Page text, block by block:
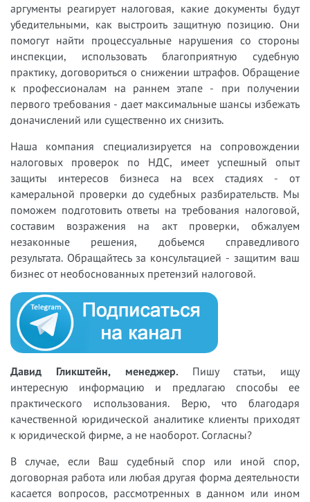
аргументы реагирует налоговая, какие документы будут
убедительными, как выстроить защитную позицию. Они
помогут найти процессуальные нарушения со стороны
инспекции, использовать благоприятную судебную
практику, договориться о снижении штрафов. Обращение
к профессионалам на раннем этапе - при получении
первого требования - дает максимальные шансы избежать
доначислений или существенно их снизить.
Наша компания специализируется на сопровождении
налоговых проверок по НДС, имеет успешный опыт
защиты интересов бизнеса на всех стадиях - от
камеральной проверки до судебных разбирательств. Мы
поможем подготовить ответы на требования налоговой,
составим возражения на акт проверки, обжалуем
незаконные решения, добьемся справедливого
результата. Обращайтесь за консультацией - защитим ваш
бизнес от необоснованных претензий налоговой.
Давид Гликштейн, менеджер. Пишу статьи, ищу
интересную информацию и предлагаю способы ее
практического использования. Верю, что благодаря
качественной юридической аналитике клиенты приходят
к юридической фирме, а не наоборот. Согласны?
В случае, если Ваш судебный спор или иной спор,
договорная работа или любая другая форма деятельности
касается вопросов, рассмотренных в данном или ином